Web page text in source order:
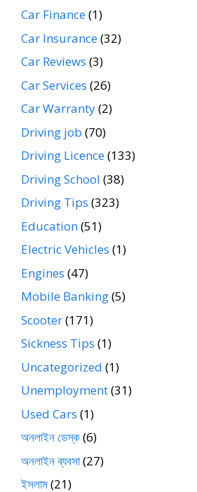
Car Finance(1)
Car Insurance(32)
Car Reviews (3)
Car Services (26)
Car Warranty(2)
Driving job (70)
Driving Licence(133)
Driving School (38)
Driving Tips (323)
Education(51)
Electric Vehicles (1)
Engines (47)
Mobile Banking(5)
Scooter(171)
Sickness Tips (1)
Uncategorized (1)
Unemployment(31)
Used Cars (1)
অনলাইন ডেস্ক(6)
অনলাইন ব্যবসা(27)
ইসলাম(21)